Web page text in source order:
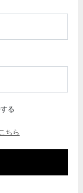
る
ちら